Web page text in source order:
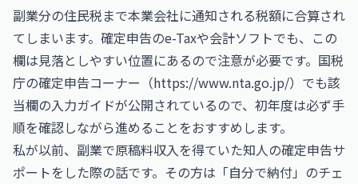
副業分の住民税まで本業会社に通知される税額に合算され
てしまいます。確定申告のe-Taxや会計ソフトでも、この
欄は見落としやすい位置にあるので注意が必要です。国税
庁の確定申告コーナー（https://www.nta.go.jp/）でも該
当欄の入力ガイドが公開されているので、初年度は必ず手
順を確認しながら進めることをおすすめします。
私が以前、副業で原稿料収入を得ていた知人の確定申告サ
ポートをした際の話です。その方は「自分で納付」のチェ